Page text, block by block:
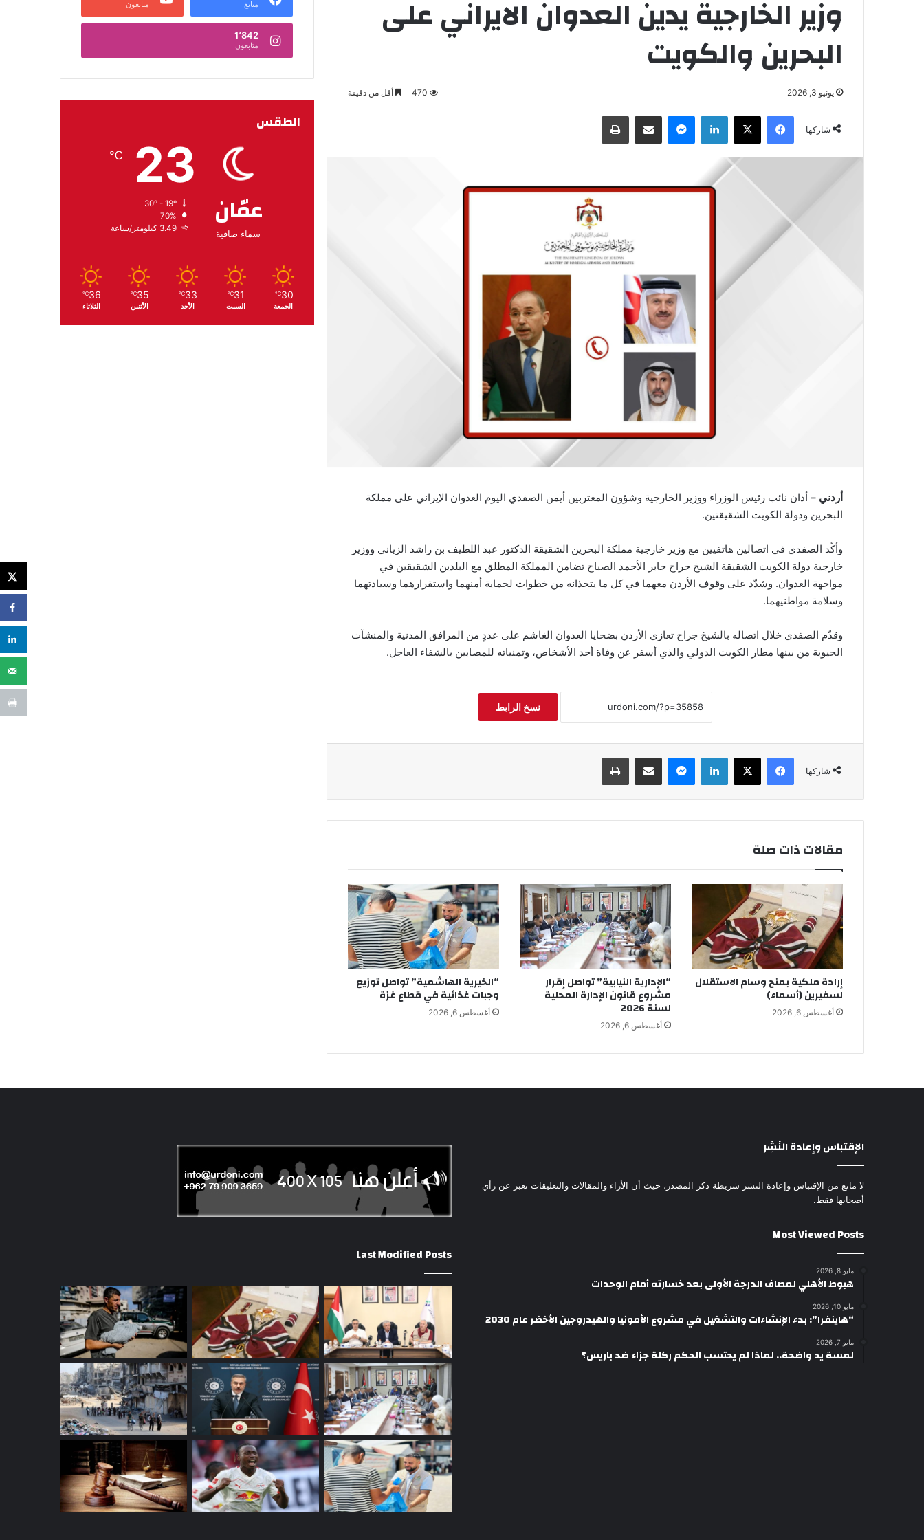
وزير الخارجية يدين العدوان الايراني على
البحرين والكويت
يونيو 3, 2026 470 أقل من دقيقة
شاركها
فيسبوك لينكدإن
أردني – أدان نائب رئيس الوزراء ووزير الخارجية وشؤون المغتربين أيمن الصفدي اليوم العدوان الإيراني على مملكة
البحرين ودولة الكويت الشقيقتين.
وأكّد الصفدي في اتصالين هاتفيين مع وزير خارجية مملكة البحرين الشقيقة الدكتور عبد اللطيف بن راشد الزياني ووزير
خارجية دولة الكويت الشقيقة الشيخ جراح جابر الأحمد الصباح تضامن المملكة المطلق مع البلدين الشقيقين في
مواجهة العدوان. وشدّد على وقوف الأردن معهما في كل ما يتخذانه من خطوات لحماية أمنهما واستقرارهما وسيادتهما
وسلامة مواطنيهما.
وقدّم الصفدي خلال اتصاله بالشيخ جراح تعازي الأردن بضحايا العدوان الغاشم على عددٍ من المرافق المدنية والمنشآت
الحيوية من بينها مطار الكويت الدولي والذي أسفر عن وفاة أحد الأشخاص، وتمنياته للمصابين بالشفاء العاجل.
نسخ الرابط
شاركها
فيسبوك لينكدإن
مقالات ذات صلة
إرادة ملكية بمنح وسام الاستقلال
لسفيرين (أسماء)
أغسطس 6, 2026
“الإدارية النيابية” تواصل إقرار
مشروع قانون الإدارة المحلية
لسنة 2026
أغسطس 6, 2026
“الخيرية الهاشمية” تواصل توزيع
وجبات غذائية في قطاع غزة
أغسطس 6, 2026
متابع متابعون
1٬842
متابعون
الطقس
عمّان
سماء صافية
23
℃
70%
3.49 كيلومتر/ساعة
30
℃
الجمعة
31
℃
السبت
33
℃
الأحد
35
℃
الأثنين
36
℃
الثلاثاء
الإقتباس وإعادة النَشِر
لا مانع من الإقتباس وإعادة النشر شريطة ذكر المصدر، حيث أن الأراء والمقالات والتعليقات تعبر عن رأي
أصحابها فقط.
Most Viewed Posts
مايو 8, 2026
هبوط الأهلي لمصاف الدرجة الأولى بعد خسارته أمام الوحدات
مايو 10, 2026
“هاينفرا”: بدء الإنشاءات والتشغيل في مشروع الأمونيا والهيدروجين الأخضر عام 2030
مايو 7, 2026
لمسة يد واضحة.. لماذا لم يحتسب الحكم ركلة جزاء ضد باريس؟
Last Modified Posts